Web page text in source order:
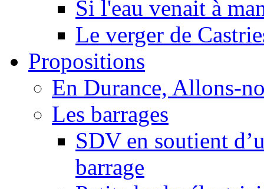
Si l'eau venait à
Le verger de
Propositions
En Durance, Allons-
Les barrages
SDV en soutient
barrage